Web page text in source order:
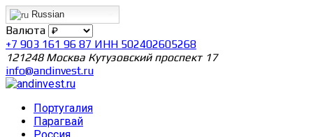
Russian
Валюта
+7 903 161 96 87 ИНН 502402605268
121248 Москва Кутузовский проспект 17
info@andinvest.ru
Португалия
Парагвай